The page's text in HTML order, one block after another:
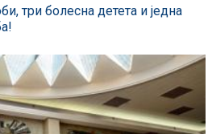
три болесна детета и једна